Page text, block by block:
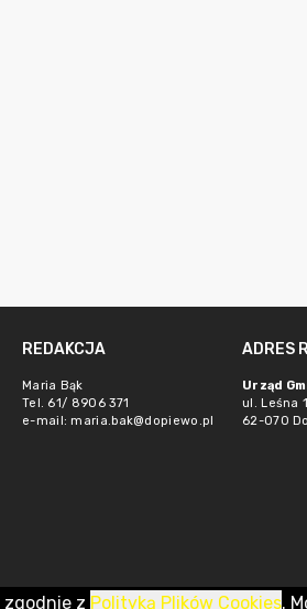
REDAKCJA
Maria Bąk
Tel. 61/ 8906 371
e-mail: maria.bak@dopiewo.pl
ADRES
Urząd
ul. Leśna
62-070
zgodnie z Polityką Plików Cookies.